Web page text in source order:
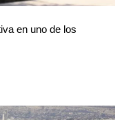
en uno de los